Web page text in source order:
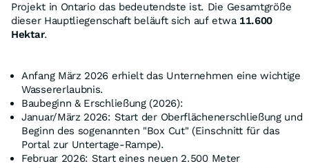
Projekt in Ontario das bedeutendste ist. Die Gesamtgröße
dieser Hauptliegenschaft beläuft sich auf etwa 11.600
Hektar.
Anfang März 2026 erhielt das Unternehmen eine wichtige
Wassererlaubnis.
Baubeginn & Erschließung (2026):
Januar/März 2026: Start der Oberflächenerschließung und
Beginn des sogenannten "Box Cut" (Einschnitt für das
Portal zur Untertage-Rampe).
Februar 2026: Start eines neuen 2.500 Meter